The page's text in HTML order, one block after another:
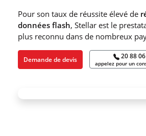
Pour son taux de réussite élevé de
données flash, Stellar est le
plus reconnu dans de nombreux
Demande de devis 20 88
appelez pour un